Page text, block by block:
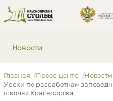
Подразделы: Пресс-центр
Главная Пресс-центр
Новости
​Уроки по разработкам
школах Красноярска